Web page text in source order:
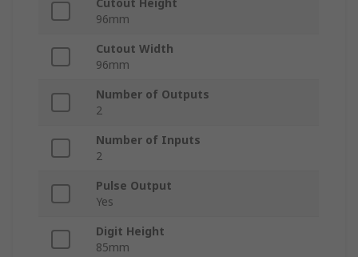
Cutout Height
96mm
Cutout Width
96mm
Number of Outputs
2
Number of Inputs
2
Pulse Output
Yes
Digit Height
85mm